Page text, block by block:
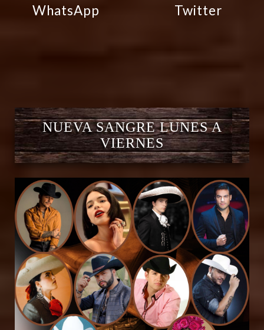
WhatsApp Twitter
NUEVA SANGRE LUNES A
VIERNES